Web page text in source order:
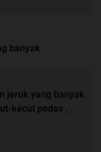
banyak
jeruk yang banyak
kecut pedas ,